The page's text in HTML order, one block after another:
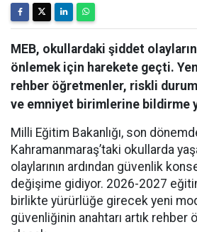
MEB, okullardaki şiddet
önlemek için harekete geçti.
rehber öğretmenler, riskli
ve emniyet birimlerine bildirme
Milli Eğitim Bakanlığı, son
Kahramanmaraş’taki okullarda
olaylarının ardından güvenlik
değişime gidiyor. 2026-2027
birlikte yürürlüğe girecek yeni
güvenliğinin anahtarı artık rehber